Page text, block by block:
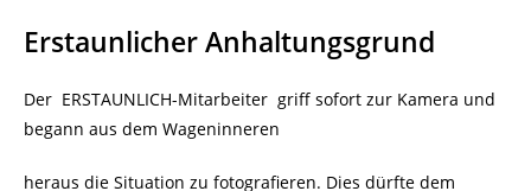
Erstaunlicher Anhaltungsgrund
Der ERSTAUNLICH-Mitarbeiter griff sofort zur Kamera und
begann aus dem Wageninneren
heraus die Situation zu fotografieren. Dies dürfte dem